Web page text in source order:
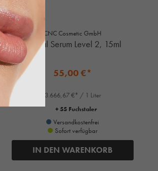
CNC Cosmetic GmbH
Retinal Serum Level 2, 15ml
55,00 €*
3.666,67 €* / 1 Liter
+ 55 Fuchstaler
Versandkostenfrei
Sofort verfügbar
IN DEN WARENKORB